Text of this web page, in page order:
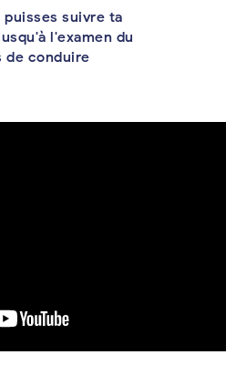
puisses suivre ta
l'examen du
de conduire